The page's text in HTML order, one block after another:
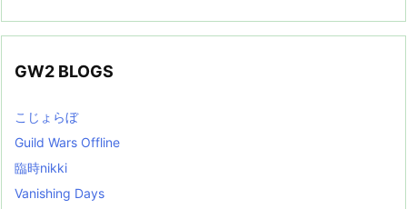
GW2 BLOGS
こじょらぼ
Guild Wars Offline
臨時nikki
Vanishing Days